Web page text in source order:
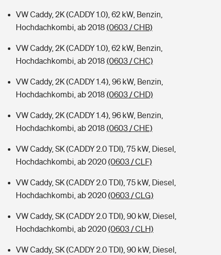
VW Caddy, 2K (CADDY 1.0), 62 kW, Benzin,
Hochdachkombi, ab 2018 (0603 / CHB)
VW Caddy, 2K (CADDY 1.0), 62 kW, Benzin,
Hochdachkombi, ab 2018 (0603 / CHC)
VW Caddy, 2K (CADDY 1.4), 96 kW, Benzin,
Hochdachkombi, ab 2018 (0603 / CHD)
VW Caddy, 2K (CADDY 1.4), 96 kW, Benzin,
Hochdachkombi, ab 2018 (0603 / CHE)
VW Caddy, SK (CADDY 2.0 TDI), 75 kW, Diesel,
Hochdachkombi, ab 2020(0603 / CLF)
VW Caddy, SK (CADDY 2.0 TDI), 75 kW, Diesel,
Hochdachkombi, ab 2020(0603 / CLG)
VW Caddy, SK (CADDY 2.0 TDI), 90 kW, Diesel,
Hochdachkombi, ab 2020(0603 / CLH)
VW Caddy, SK (CADDY 2.0 TDI), 90 kW, Diesel,